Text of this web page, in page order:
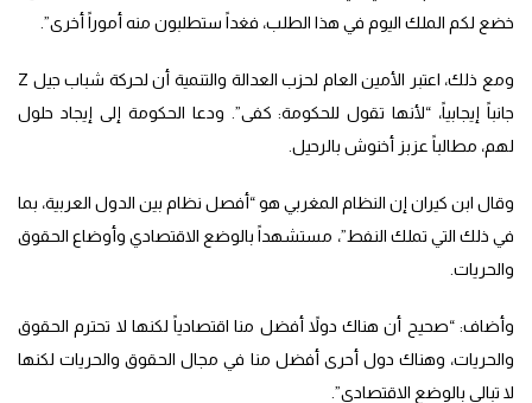
خضع لكم الملك اليوم في هذا الطلب، فغداً ستطلبون منه أموراً أخرى”.
ومع ذلك، اعتبر الأمين العام لحزب العدالة والتنمية أن لحركة شباب جيل Z
جانباً إيجابياً، “لأنها تقول للحكومة: كفى”. ودعا الحكومة إلى إيجاد حلول
لهم، مطالباً عزبز أخنوش بالرحيل.
وقال ابن كيران إن النظام المغربي هو “أفصل نظام بين الدول العربية، بما
في ذلك التي تملك النفط”، مستشهداً بالوضع الاقتصادي وأوضاع الحقوق
والحريات.
وأضاف: “صحيح أن هناك دولاً أفضل منا اقتصادياً لكنها لا تحترم الحقوق
والحريات، وهناك دول أحرى أفضل منا في مجال الحقوق والحريات لكنها
لا تبالي بالوضع الاقتصادي”.